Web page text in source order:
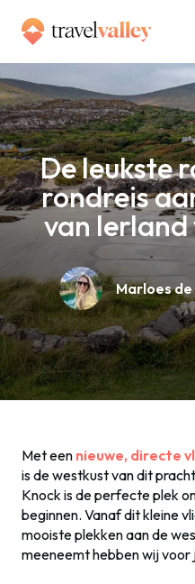
Home »
De leukste
rondreis
van
Marloes
Met een nieuwe, directe
is de westkust van dit
Knock is de perfecte plek
beginnen. Vanaf dit kleine
mooiste plekken aan de
meeneemt hebben wij